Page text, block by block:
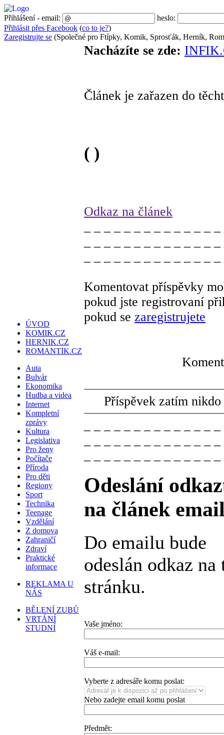
Přihlášení - email:
heslo:
Přihlásit přes Facebook (co to je?)
Zaregistrujte se (Společné pro Ftípky, Komik, Sprosťák, Herník,
Nacházíte se zde:
Článek je zařazen do
( )
Odkaz na článek
Komentovat příspěvky
pokud jste registrovaní
pokud se zaregistrujete
Příspěvek zatím
Odeslání
na článek
Do emailu bude
odeslán odkaz na
stránku.
Vaše jméno:
Váš e-mail:
Vyberte z adresáře komu poslat:
Nebo zadejte email komu poslat
Předmět:
ÚVOD
KOMIK.CZ
HERNIK.CZ
ROMANTIK.CZ
Auta
Bulvár
Ekonomika
Hudba a videa
Internet
Kompletní
zprávy
Kultura
Legislativa
Pro ženy
Počítače
Příroda
Pro děti
Regiony
Sport
Technika
Teenage
Vzdělání
Z domova
Zahraničí
Zdraví
Praktické
informace
REKLAMA U
NÁS
BĚLENÍ ZUBŮ
VRTÁNÍ
STUDNÍ